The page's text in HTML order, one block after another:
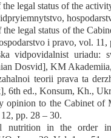
legal status of the
legal status of the
i pravo, vol. 11,
vidpovidalnist uriadu:
Dosvid], KM
teorii prava ta
6th ed., Konsum, Kh.,
opinion to the Cabinet of
pp. 28 – 30.
nutrition in the order